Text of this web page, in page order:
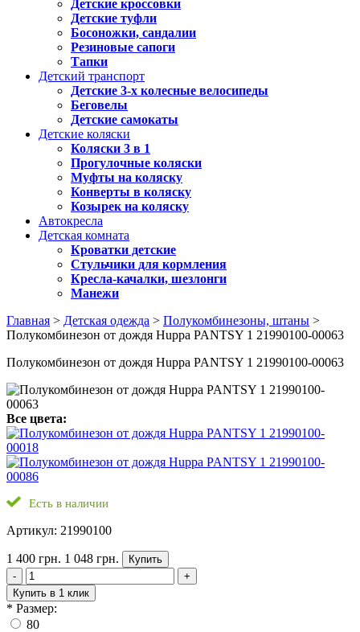
Детские кроссовки
Детские туфли
Босоножки, сандалии
Резиновые сапоги
Тапки
Детский транспорт
Детские 3-х колесные велосипеды
Беговелы
Детские самокаты
Детские коляски
Коляски 3 в 1
Прогулочные коляски
Муфты на коляску
Конверты в коляску
Козырек на коляску
Автокресла
Детская комната
Кроватки детские
Стульчики для кормления
Кресла-качалки, шезлонги
Манежи
Главная > Детская одежда > Полукомбинезоны, штаны >
Полукомбинезон от дождя Huppa PANTSY 1 21990100-00063
Полукомбинезон от дождя Huppa PANTSY 1 21990100-00063
Все цвета:
Есть в наличии
Артикул: 21990100
1 400 грн. 1 048 грн.
Купить
-
+
Купить в 1 клик
* Размер:
80